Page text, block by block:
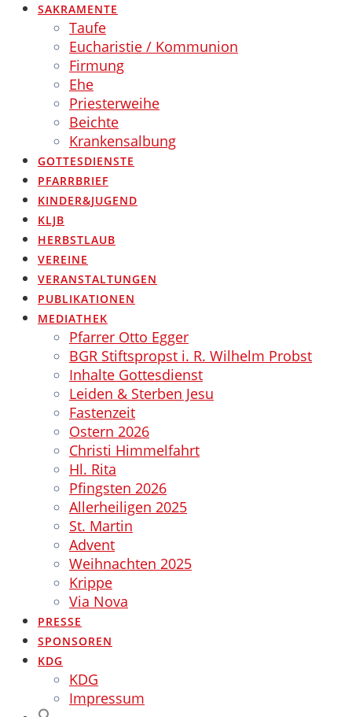
SAKRAMENTE
Taufe
Eucharistie / Kommunion
Firmung
Ehe
Priesterweihe
Beichte
Krankensalbung
GOTTESDIENSTE
PFARRBRIEF
KINDER&JUGEND
KLJB
HERBSTLAUB
VEREINE
VERANSTALTUNGEN
PUBLIKATIONEN
MEDIATHEK
Pfarrer Otto Egger
BGR Stiftspropst i. R. Wilhelm Probst
Inhalte Gottesdienst
Leiden & Sterben Jesu
Fastenzeit
Ostern 2026
Christi Himmelfahrt
Hl. Rita
Pfingsten 2026
Allerheiligen 2025
St. Martin
Advent
Weihnachten 2025
Krippe
Via Nova
PRESSE
SPONSOREN
KDG
KDG
Impressum